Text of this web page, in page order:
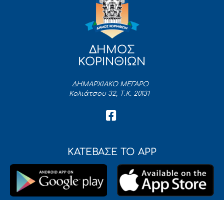
ΔΗΜΟΣ
ΚΟΡΙΝΘΙΩΝ
ΔΗΜΑΡΧΙΑΚΟ ΜΕΓΑΡΟ
Κολιάτσου 32, Τ.Κ. 20131
ΚΑΤΕΒΑΣΕ ΤΟ APP